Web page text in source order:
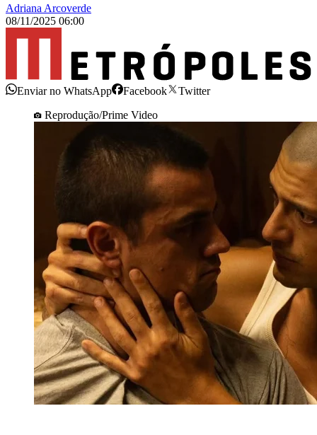
Adriana Arcoverde
08/11/2025 06:00
Enviar no WhatsApp Facebook
Twitter
Reprodução/Prime Video